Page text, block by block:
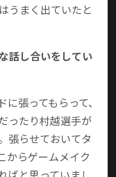
うまく出ていたと
話し合いをしてい
張ってもらって、
ったり村越選手が
張らせておいてタ
からゲームメイク